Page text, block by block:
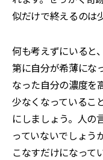
似だけで終えるのは
何も考えずにいると
第に自分が希薄にな
なった自分の濃度を
少なくなっているこ
にしましょう。人の
っていないでしょう
こなすだけになって